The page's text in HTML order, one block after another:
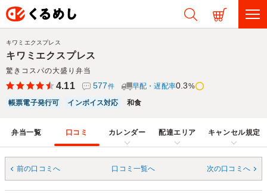
キワミエクスプレス
驚きコスパの大盛り弁当
キワミエクスプレス
4.11 577件 早配・遅配率0.3%
帳票電子発行可
インボイス対応 和食
弁当一覧 口コミ カレンダー 配達エリア キャンセル規定
前の口コミへ 口コミ一覧へ 次の口コミへ